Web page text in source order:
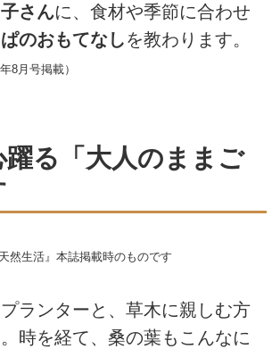
さんに、食材や季節に合わせ
のおもてなしを教わります。
8月号掲載）
躍る「大人のままご
然生活』本誌掲載時のものです
ランターと、草木に親しむ方
時を経て、桑の葉もこんなに